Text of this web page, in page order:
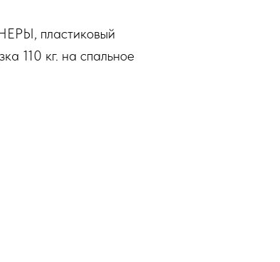
пластиковый
110 кг. на спальное